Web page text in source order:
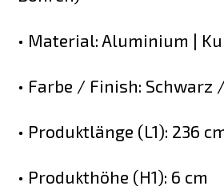
• Material: Aluminium |
• Farbe / Finish: Schwarz
• Produktlänge (L1): 236
• Produkthöhe (H1): 6 cm